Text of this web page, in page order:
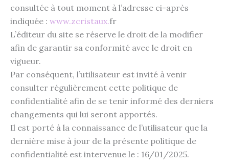
consultée à tout moment à l’adresse ci-après
indiquée : www.zcristaux.fr
L’éditeur du site se réserve le droit de la modifier
afin de garantir sa conformité avec le droit en
vigueur.
Par conséquent, l’utilisateur est invité à venir
consulter régulièrement cette politique de
confidentialité afin de se tenir informé des derniers
changements qui lui seront apportés.
Il est porté à la connaissance de l’utilisateur que la
dernière mise à jour de la présente politique de
confidentialité est intervenue le : 16/01/2025.